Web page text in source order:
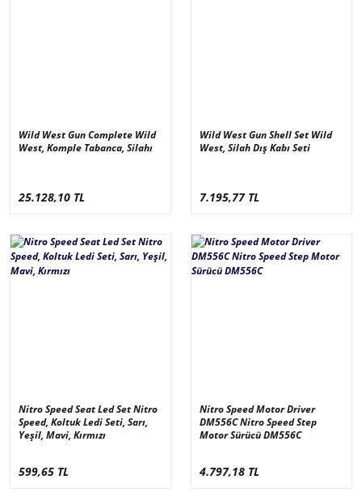
Wild West Gun Complete Wild
West, Komple Tabanca, Silahı
25.128,10 TL
Wild West Gun Shell Set Wild
West, Silah Dış Kabı Seti
7.195,77 TL
Nitro Speed Seat Led Set Nitro
Speed, Koltuk Ledi Seti, Sarı,
Yeşil, Mavi, Kırmızı
599,65 TL
Nitro Speed Motor Driver
DM556C Nitro Speed Step
Motor Sürücü DM556C
4.797,18 TL